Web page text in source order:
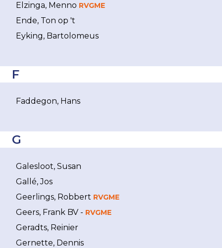
Elzinga, Menno RVGME
Ende, Ton op 't
Eyking, Bartolomeus
F
Faddegon, Hans
G
Galesloot, Susan
Gallé, Jos
Geerlings, Robbert RVGME
Geers, Frank BV - RVGME
Geradts, Reinier
Gernette, Dennis